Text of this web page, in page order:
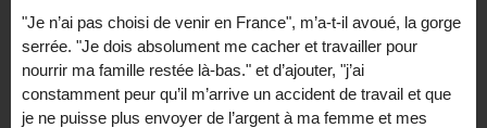
"Je n’ai pas choisi de venir en France", m’a-t-il avoué, la gorge
serrée. "Je dois absolument me cacher et travailler pour
nourrir ma famille restée là-bas." et d’ajouter, "j’ai
constamment peur qu’il m’arrive un accident de travail et que
je ne puisse plus envoyer de l’argent à ma femme et mes